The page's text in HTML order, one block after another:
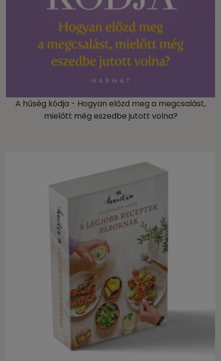
A hűség kódja - Hogyan előzd meg a megcsalást,
mielőtt még eszedbe jutott volna?